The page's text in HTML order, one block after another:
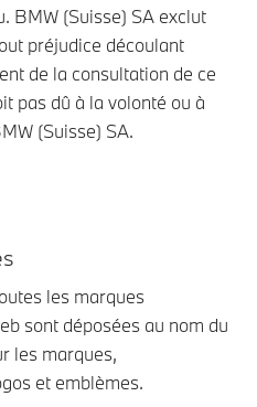
BMW (Suisse) SA exclut
préjudice découlant
de la consultation de ce
pas dû à la volonté ou à
(Suisse) SA.
les marques
sont déposées au nom du
les marques,
et emblèmes.